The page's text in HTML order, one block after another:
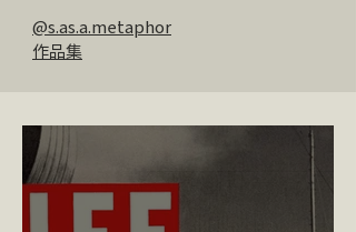
容器（書籍）之技術美學的認識，
也歡迎對製本技術感興趣，且渴望
@s.as.a.metaphor
作品集